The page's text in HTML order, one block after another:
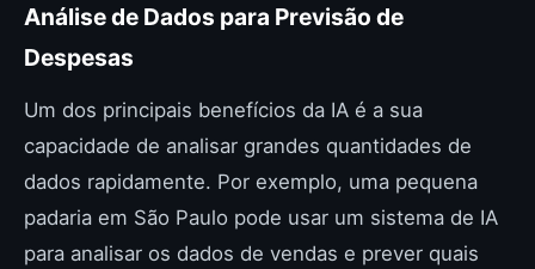
Análise de Dados para Previsão de
Despesas
Um dos principais benefícios da IA é a sua
capacidade de analisar grandes quantidades de
dados rapidamente. Por exemplo, uma pequena
padaria em São Paulo pode usar um sistema de IA
para analisar os dados de vendas e prever quais